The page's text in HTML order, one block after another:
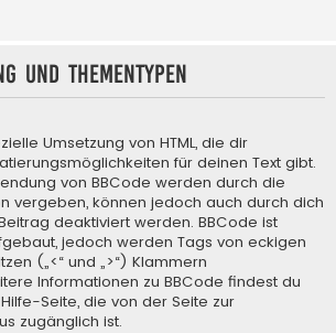
und Thementypen
Umsetzung von HTML, die dir
für deinen Text gibt.
von BBCode werden durch die
vergeben, können jedoch auch durch dich
deaktiviert werden. BBCode ist
jedoch werden Tags von eckigen
(„<“ und „>“) Klammern
Informationen zu BBCode findest du
Seite, die von der Seite zur
zugänglich ist.